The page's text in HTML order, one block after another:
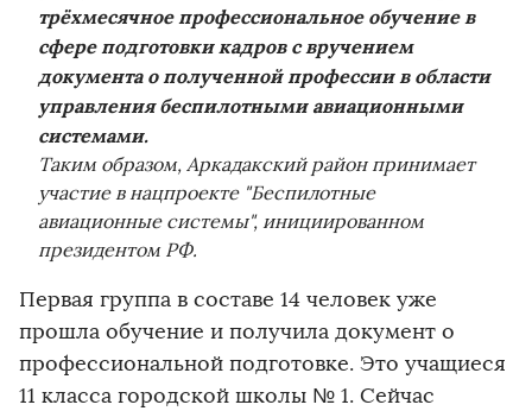
трёхмесячное профессиональное обучение в
сфере подготовки кадров с вручением
документа о полученной профессии в области
управления беспилотными авиационными
системами.
Таким образом, Аркадакский район принимает
участие в нацпроекте "Беспилотные
авиационные системы", инициированном
президентом РФ.
Первая группа в составе 14 человек уже
прошла обучение и получила документ о
профессиональной подготовке. Это учащиеся
11 класса городской школы № 1. Сейчас